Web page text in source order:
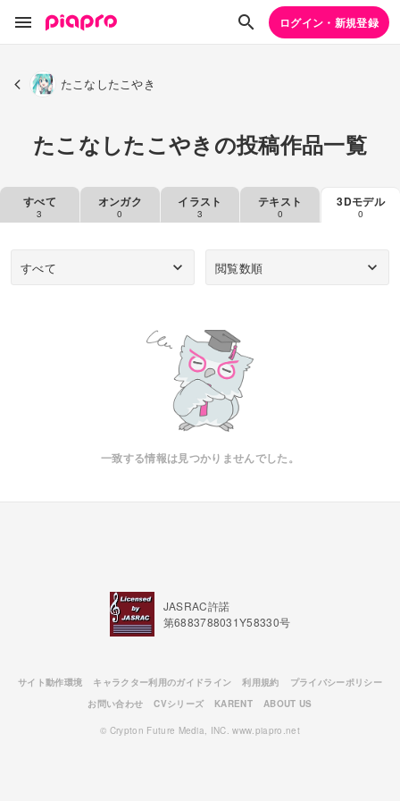
ログイン・新規登録
たこなしたこやき
たこなしたこやきの投稿作品一覧
すべて
3
オンガク
0
イラスト
3
テキスト
0
3Dモデル
0
すべて 閲覧数順
一致する情報は見つかりませんでした。
JASRAC許諾
第6883788031Y58330号
サイト動作環境 キャラクター利用のガイドライン 利用規約
プライバシーポリシー
お問い合わせ
CVシリーズ KARENT ABOUT US
© Crypton Future Media, INC. www.piapro.net